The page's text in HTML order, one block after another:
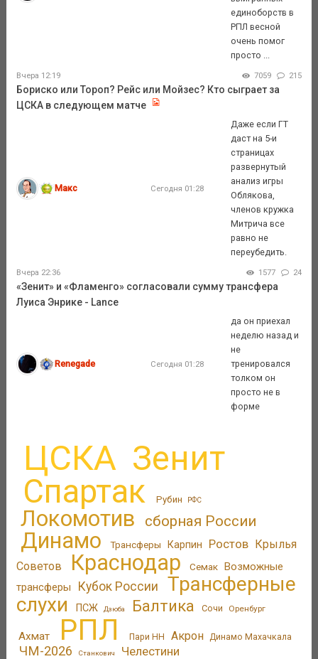
единоборств в
РПЛ весной
очень помог
просто ...
Вчера 12:19 7059 215
Бориско или Тороп? Рейс или Мойзес? Кто сыграет за
ЦСКА в следующем матче
Макс Сегодня 01:28
Даже если ГТ
даст на 5-и
страницах
развернутый
анализ игры
Облякова,
членов кружка
Митрича все
равно не
переубедить.
Вчера 22:36 1577 24
«Зенит» и «Фламенго» согласовали сумму трансфера
Луиса Энрике - Lance
Renegade Сегодня 01:28
да он приехал
неделю назад и
не
тренировался
толком он
просто не в
форме
ЦСКА Зенит
Спартак Рубин РФС
Локомотив сборная России
Динамо Трансферы Карпин Ростов Крылья
Советов
Краснодар Семак Возможные
трансферы
Кубок России
Трансферные
слухи
ПСЖ Дзюба Балтика Сочи Оренбург
Ахмат РПЛ Пари НН Акрон Динамо Махачкала
ЧМ-2026 Станкович Челестини